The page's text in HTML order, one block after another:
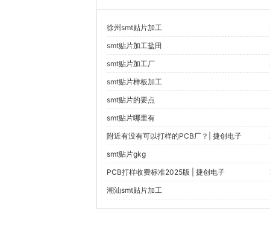
徐州smt贴片加工
smt贴片加工盐田
smt贴片加工厂
smt贴片样板加工
smt贴片的要点
smt贴片哪里有
附近有没有可以打样的PCB厂？| 捷创电子
smt贴片gkg
PCB打样收费标准2025版 | 捷创电子
潮汕smt贴片加工